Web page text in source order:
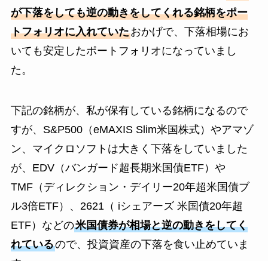
が下落をしても逆の動きをしてくれる銘柄をポー
トフォリオに入れていたおかげで、下落相場にお
いても安定したポートフォリオになっていまし
た。
下記の銘柄が、私が保有している銘柄になるので
すが、S&P500（eMAXIS Slim米国株式）やアマゾ
ン、マイクロソフトは大きく下落をしていました
が、EDV（バンガード超長期米国債ETF）や
TMF（ディレクション・デイリー20年超米国債ブ
ル3倍ETF）、2621（ iシェアーズ 米国債20年超
ETF）などの米国債券が相場と逆の動きをしてく
れているので、投資資産の下落を食い止めていま